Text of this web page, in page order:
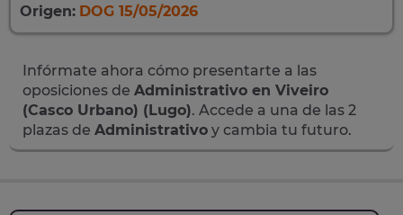
Origen: DOG 15/05/2026
Infórmate ahora cómo presentarte a las
oposiciones de Administrativo en Viveiro
(Casco Urbano) (Lugo). Accede a una de las 2
plazas de Administrativo y cambia tu futuro.